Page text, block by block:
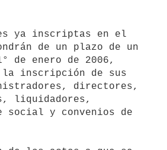
de un plazo de un
de enero de 2006,
inscripción de sus
directores,
liquidadores,
social y convenios de